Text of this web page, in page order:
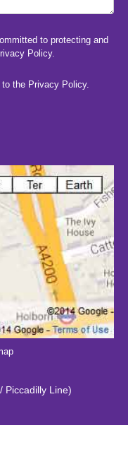
to protecting and
Policy.
to the Privacy Policy.
Piccadilly Line)